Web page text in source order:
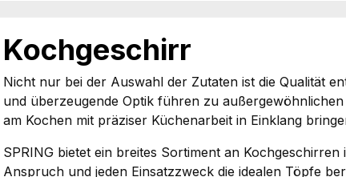
Kochgeschirr
Nicht nur bei der Auswahl der Zutaten ist die Qualität
und überzeugende Optik führen zu
am Kochen mit präziser Küchenarbeit in Einklang
SPRING bietet ein breites Sortiment an
Anspruch und jeden Einsatzzweck die idealen Töpfe